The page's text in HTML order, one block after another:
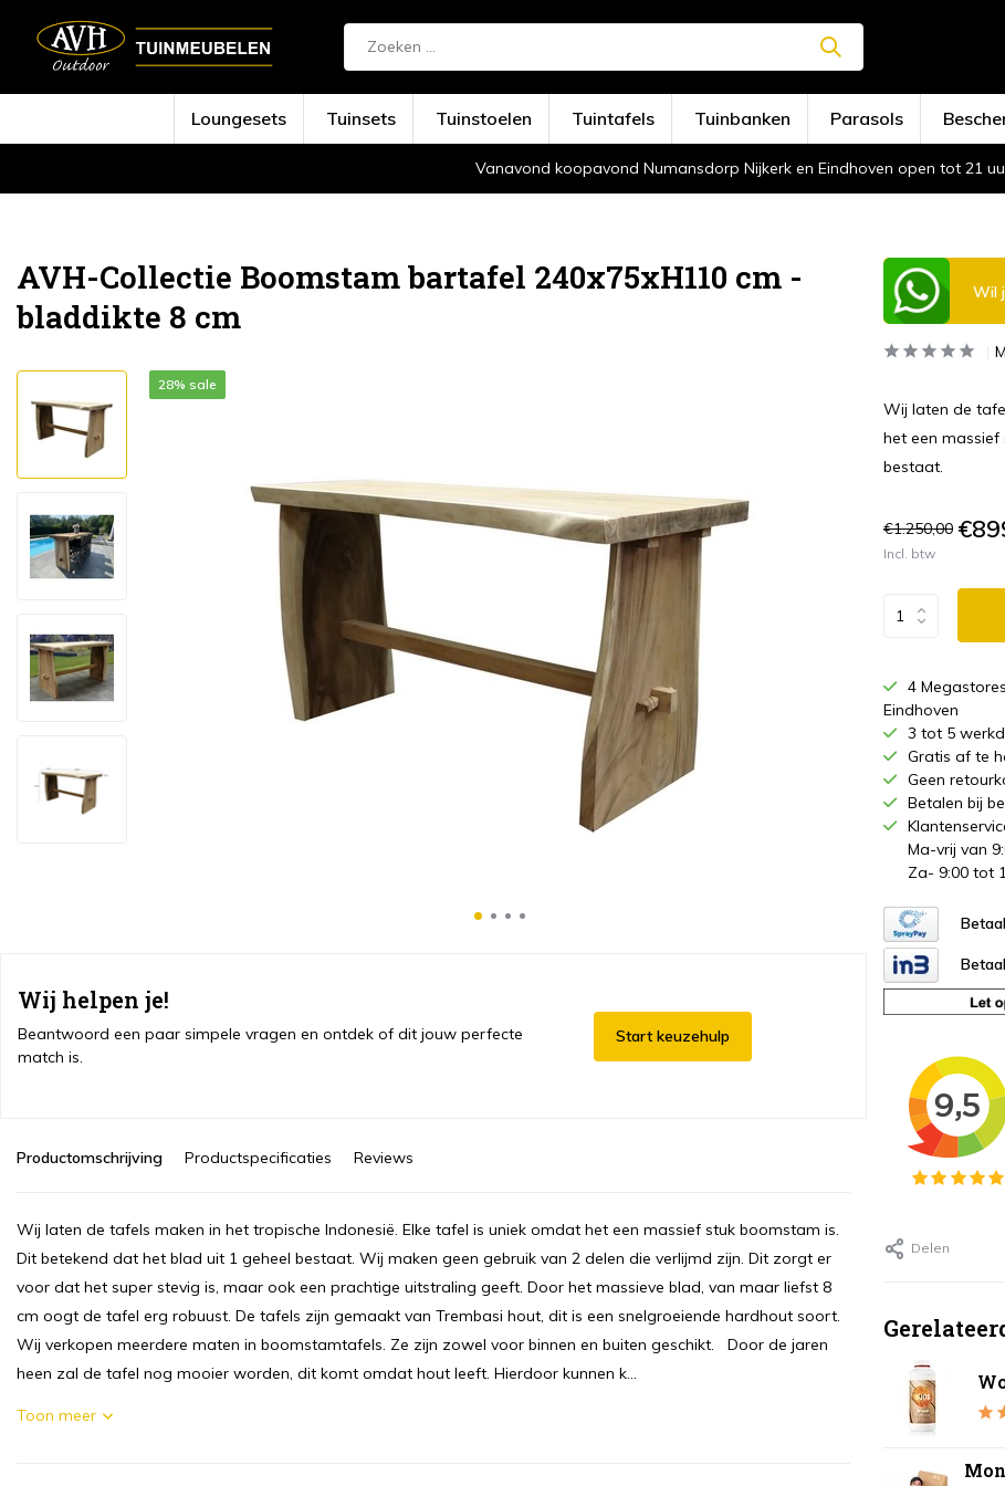
Loungesets Tuinsets Tuinstoelen Tuintafels Tuinbanken Parasols
Vanavond koopavond Numansdorp Nijkerk en Eindhoven open tot 21
AVH-Collectie Boomstam bartafel 240x75xH110 cm -
bladdikte 8 cm
28% sale
Wij helpen je!
Beantwoord een paar simpele vragen en ontdek of dit jouw perfecte
match is.
Start keuzehulp
Productomschrijving Productspecificaties Reviews
Wij laten de tafels maken in het tropische Indonesië. Elke tafel is uniek omdat het een massief stuk boomstam is.
Dit betekend dat het blad uit 1 geheel bestaat. Wij maken geen gebruik van 2 delen die verlijmd zijn. Dit zorgt er
voor dat het super stevig is, maar ook een prachtige uitstraling geeft. Door het massieve blad, van maar liefst 8
cm oogt de tafel erg robuust. De tafels zijn gemaakt van Trembasi hout, dit is een snelgroeiende hardhout soort.
Wij verkopen meerdere maten in boomstamtafels. Ze zijn zowel voor binnen en buiten geschikt. Door de jaren
heen zal de tafel nog mooier worden, dit komt omdat hout leeft. Hierdoor kunnen k...
Toon meer
Wil
Wij laten de
het een
bestaat.
€1.250,00
Incl. btw
4
Eindhoven
3 tot 5
Gratis af te
Geen
Betalen bij
Ma-vrij van
Za- 9:00 tot
Delen